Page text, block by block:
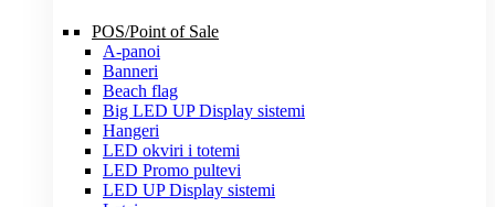
POS/Point of Sale
A-panoi
Banneri
Beach flag
Big LED UP Display sistemi
Hangeri
LED okviri i totemi
LED Promo pultevi
LED UP Display sistemi